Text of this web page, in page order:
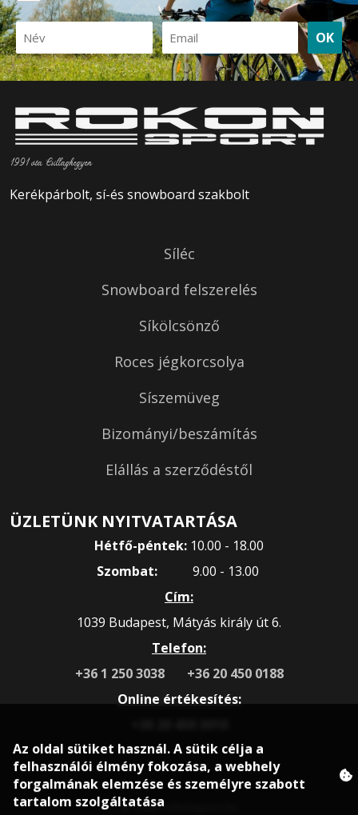
OK
1991 óta Csillaghegyen
Kerékpárbolt, sí-és snowboard szakbolt
Síléc
Snowboard felszerelés
Síkölcsönző
Roces jégkorcsolya
Síszemüveg
Bizományi/beszámítás
Elállás a szerződéstől
ÜZLETÜNK NYITVATARTÁSA
Hétfő-péntek: 10.00 - 18.00
Szombat:
9.00 - 13.00
Cím:
1039 Budapest, Mátyás király út 6.
Telefon:
+36 1 250 3038
+36 20 450 0188
Online értékesítés:
© 2020 rokonsport.hu
Az oldal sütiket használ. A sütik célja a
felhasználói élmény fokozása, a webhely
forgalmának elemzése és személyre szabott
tartalom szolgáltatása